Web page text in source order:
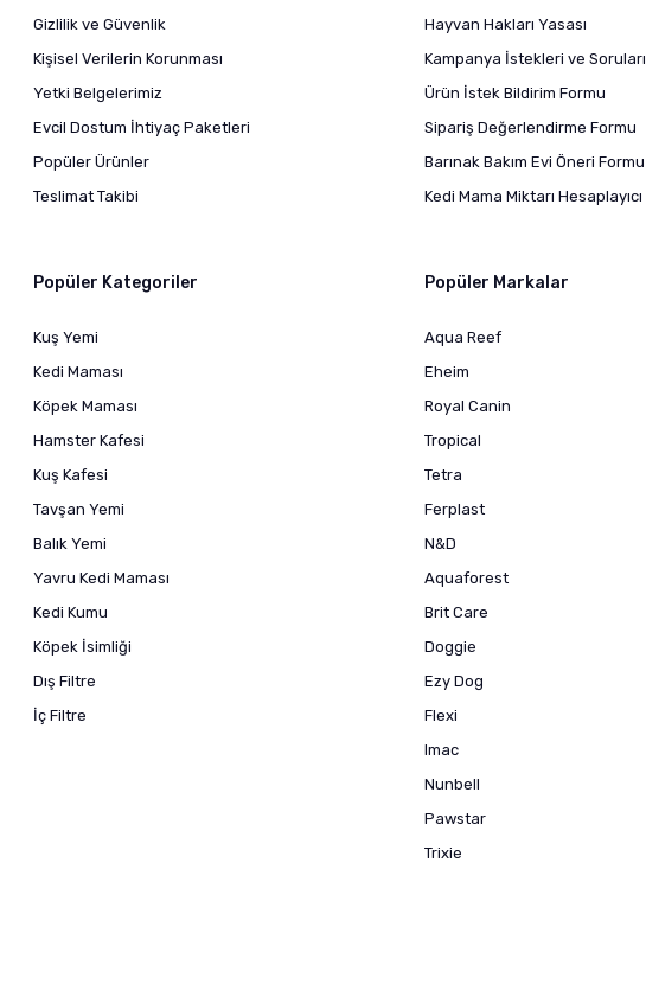
Gizlilik ve Güvenlik
Kişisel Verilerin Korunması
Yetki Belgelerimiz
Evcil Dostum İhtiyaç Paketleri
Popüler Ürünler
Teslimat Takibi
Hayvan Hakları Yasası
Kampanya İstekleri ve Soruları
Ürün İstek Bildirim Formu
Sipariş Değerlendirme Formu
Barınak Bakım Evi Öneri Formu
Kedi Mama Miktarı Hesaplayıcı
Popüler Kategoriler
Kuş Yemi
Kedi Maması
Köpek Maması
Hamster Kafesi
Kuş Kafesi
Tavşan Yemi
Balık Yemi
Yavru Kedi Maması
Kedi Kumu
Köpek İsimliği
Dış Filtre
İç Filtre
Popüler Markalar
Aqua Reef
Eheim
Royal Canin
Tropical
Tetra
Ferplast
N&D
Aquaforest
Brit Care
Doggie
Ezy Dog
Flexi
Imac
Nunbell
Pawstar
Trixie